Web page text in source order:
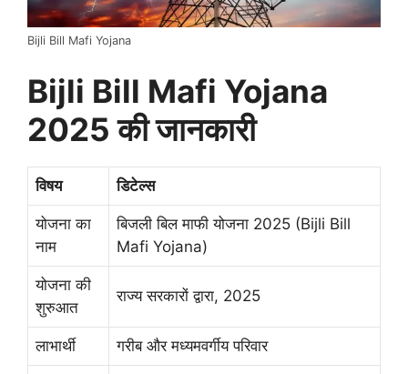
Bijli Bill Mafi Yojana
Bijli Bill Mafi Yojana
2025 की जानकारी
विषय डिटेल्स
योजना का
नाम
बिजली बिल माफी योजना 2025 (Bijli Bill
Mafi Yojana)
योजना की
शुरुआत
राज्य सरकारों द्वारा, 2025
लाभार्थी गरीब और मध्यमवर्गीय परिवार